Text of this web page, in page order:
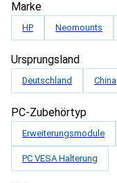
Marke
HP Neomounts
Ursprungsland
Deutschland China
PC-Zubehörtyp
Erweiterungsmodule
PC VESA Halterung